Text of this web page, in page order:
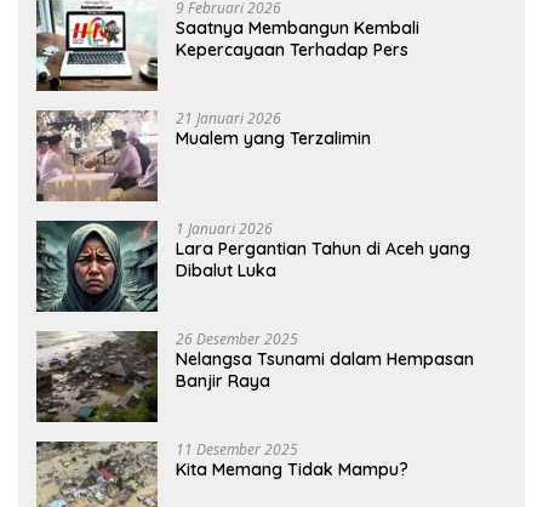
9 Februari 2026
Saatnya Membangun Kembali
Kepercayaan Terhadap Pers
21 Januari 2026
Mualem yang Terzalimin
1 Januari 2026
Lara Pergantian Tahun di Aceh yang
Dibalut Luka
26 Desember 2025
Nelangsa Tsunami dalam Hempasan
Banjir Raya
11 Desember 2025
Kita Memang Tidak Mampu?